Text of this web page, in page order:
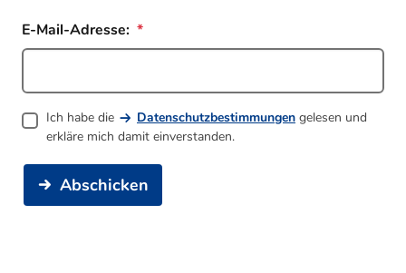
E-Mail-Adresse:
Ich habe die Datenschutzbestimmungen gelesen und
erkläre mich damit einverstanden.
Abschicken